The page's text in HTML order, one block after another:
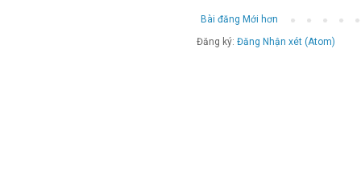
Bài đăng Mới hơn
Đăng ký: Đăng Nhận xét (Atom)